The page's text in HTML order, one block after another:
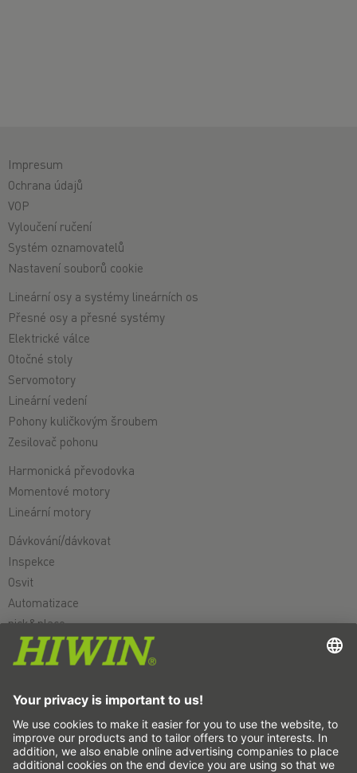
Impresum
Ochrana údajů
VOP
Vyloučení ručení
Systém oznamovatelů
Nastavení souborů cookie
Lineární osy a systémy lineárních os
Přesné osy a přesné systémy
Elektrické válce
Otočné stoly
Servomotory
Lineární vedení
Pohony kuličkovým šroubem
Zesilovač pohonu
Harmonická převodovka
Momentové motory
Lineární motory
Dávkování/dávkovat
Inspekce
Osvit
Automatizace
pick&place
Lineární pohyb/manipulace
Frézování/třískové obrábění
Konfigurátor CAD a modely CAD
Ke stažení